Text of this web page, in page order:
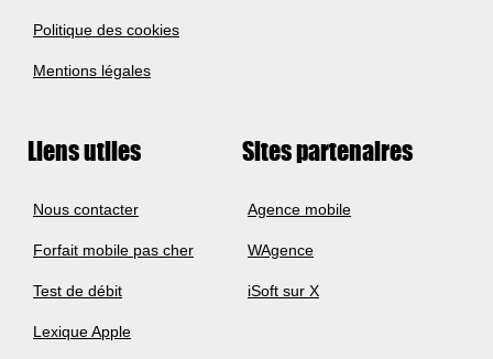
Politique des cookies
Mentions légales
Liens utiles
Nous contacter
Forfait mobile pas cher
Test de débit
Lexique Apple
Sites partenaires
Agence mobile
WAgence
iSoft sur X